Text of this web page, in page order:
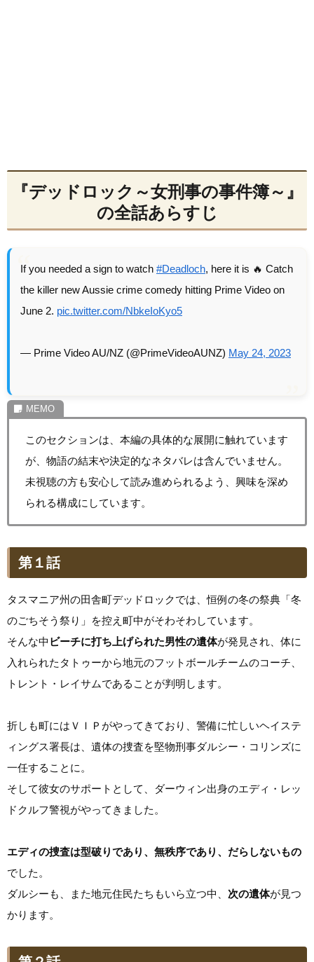
『デッドロック～女刑事の事件簿～』
の全話あらすじ
If you needed a sign to watch #Deadloch, here it is 🔥 Catch
the killer new Aussie crime comedy hitting Prime Video on
June 2. pic.twitter.com/NbkeIoKyo5
— Prime Video AU/NZ (@PrimeVideoAUNZ) May 24, 2023
このセクションは、本編の具体的な展開に触れています
が、物語の結末や決定的なネタバレは含んでいません。
未視聴の方も安心して読み進められるよう、興味を深め
られる構成にしています。
第１話
タスマニア州の田舎町デッドロックでは、恒例の冬の祭典「冬
のごちそう祭り」を控え町中がそわそわしています。
そんな中 ビーチに打ち上げられた男性の遺体が発見され、体に
入れられたタトゥーから地元のフットボールチームのコーチ、
トレント・レイサムであることが判明します。
折しも町にはＶＩＰがやってきており、警備に忙しいヘイステ
ィングス署長は、遺体の捜査を堅物刑事ダルシー・コリンズに
一任することに。
そして彼女のサポートとして、ダーウィン出身のエディ・レッ
ドクルフ警視がやってきました。
エディの捜査は型破りであり、無秩序であり、だらしないもの
でした。
ダルシーも、また地元住民たちもいら立つ中、 次の遺体が見つ
かります。